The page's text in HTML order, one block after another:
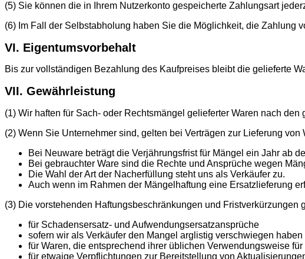
(5) Sie können die in Ihrem Nutzerkonto gespeicherte Zahlungsart
(6) Im Fall der Selbstabholung haben Sie die Möglichkeit, die Zahlung
VI. Eigentumsvorbehalt
Bis zur vollständigen Bezahlung des Kaufpreises bleibt die gelieferte
VII. Gewährleistung
(1) Wir haften für Sach- oder Rechtsmängel gelieferter Waren nach
(2) Wenn Sie Unternehmer sind, gelten bei Verträgen zur Lieferung
Bei Neuware beträgt die Verjährungsfrist für Mängel ein Jahr ab
Bei gebrauchter Ware sind die Rechte und Ansprüche wegen
Die Wahl der Art der Nacherfüllung steht uns als Verkäufer zu.
Auch wenn im Rahmen der Mängelhaftung eine Ersatzlieferung
(3) Die vorstehenden Haftungsbeschränkungen und Fristverkürzungen
für Schadensersatz- und Aufwendungsersatzansprüche
sofern wir als Verkäufer den Mangel arglistig verschwiegen haben
für Waren, die entsprechend ihrer üblichen Verwendungsweise
für etwaige Verpflichtungen zur Bereitstellung von